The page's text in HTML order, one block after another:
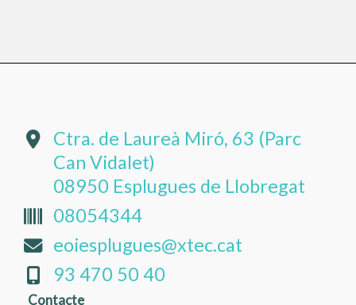
Ctra. de Laureà Miró, 63 (Parc
Can Vidalet)
08950 Esplugues de Llobregat
08054344
eoiesplugues@xtec.cat
93 470 50 40
Contacte